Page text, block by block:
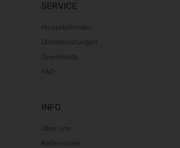
SERVICE
Messekalender
Dienstleistungen
Downloads
FAQ
INFO
Über uns
Referenzen